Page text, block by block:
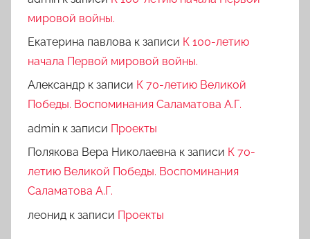
мировой войны.
Екатерина павлова к записи К 100-летию
начала Первой мировой войны.
Александр к записи К 70-летию Великой
Победы. Воспоминания Саламатова А.Г.
admin к записи Проекты
Полякова Вера Николаевна к записи К 70-
летию Великой Победы. Воспоминания
Саламатова А.Г.
леонид к записи Проекты